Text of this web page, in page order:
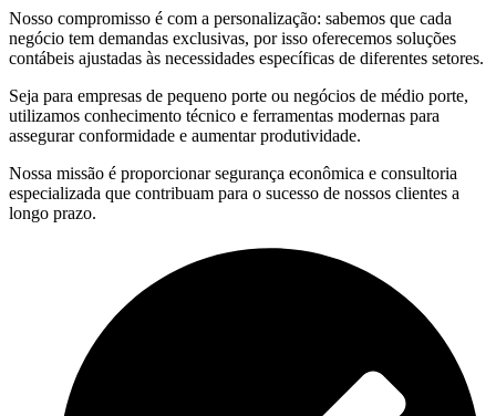
Nosso compromisso é com a personalização: sabemos que cada
negócio tem demandas exclusivas, por isso oferecemos soluções
contábeis ajustadas às necessidades específicas de diferentes setores.
Seja para empresas de pequeno porte ou negócios de médio porte,
utilizamos conhecimento técnico e ferramentas modernas para
assegurar conformidade e aumentar produtividade.
Nossa missão é proporcionar segurança econômica e consultoria
especializada que contribuam para o sucesso de nossos clientes a
longo prazo.